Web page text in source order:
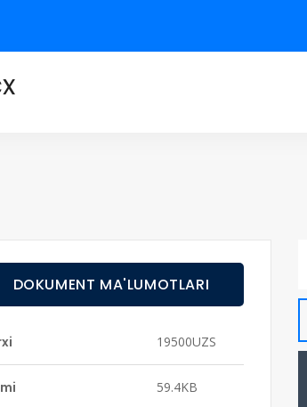
DOKUMENT MA'LUMOTLARI
19500UZS
59.4KB